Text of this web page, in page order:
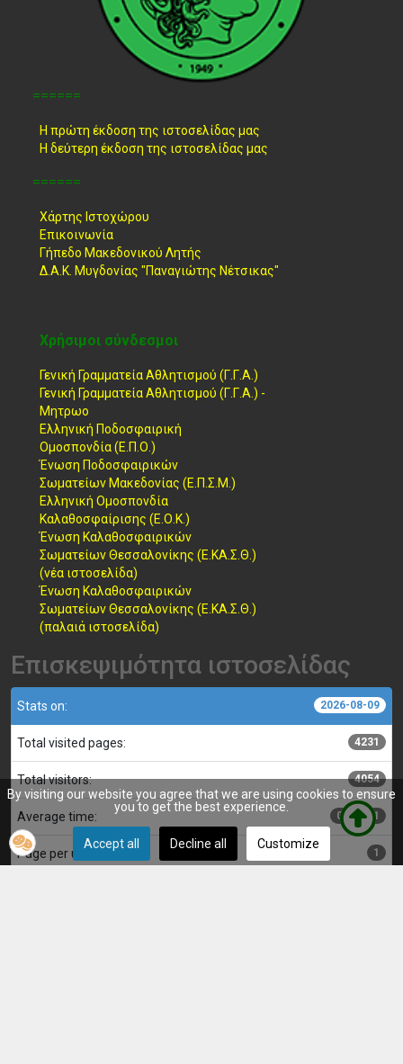
======
Η πρώτη έκδοση της ιστοσελίδας μας
Η δεύτερη έκδοση της ιστοσελίδας μας
======
Χάρτης Ιστοχώρου
Επικοινωνία
Γήπεδο Μακεδονικού Λητής
Δ.Α.Κ. Μυγδονίας "Παναγιώτης Νέτσικας"
Χρήσιμοι σύνδεσμοι
Γενική Γραμματεία Αθλητισμού (Γ.Γ.Α.)
Γενική Γραμματεία Αθλητισμού (Γ.Γ.Α.) -
Μητρωο
Ελληνική Ποδοσφαιρική
Ομοσπονδία (Ε.Π.Ο.)
Ένωση Ποδοσφαιρικών
Σωματείων Μακεδονίας (Ε.Π.Σ.Μ.)
Ελληνική Ομοσπονδία
Καλαθοσφαίρισης (Ε.Ο.Κ.)
Ένωση Καλαθοσφαιρικών
Σωματείων Θεσσαλονίκης (Ε.ΚΑ.Σ.Θ.)
(νέα ιστοσελίδα)
Ένωση Καλαθοσφαιρικών
Σωματείων Θεσσαλονίκης (Ε.ΚΑ.Σ.Θ.)
(παλαιά ιστοσελίδα)
Επισκεψιμότητα ιστοσελίδας
Stats on: 2026-08-09
Total visited pages: 4231
Total visitors: 4054
Average time: 00:00:21
Page per user: 1
By visiting our website you agree that we are using cookies to ensure
you to get the best experience.
Accept all Decline all Customize